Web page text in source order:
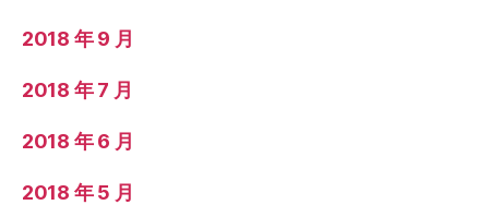
2018 年 9 月
2018 年 7 月
2018 年 6 月
2018 年 5 月